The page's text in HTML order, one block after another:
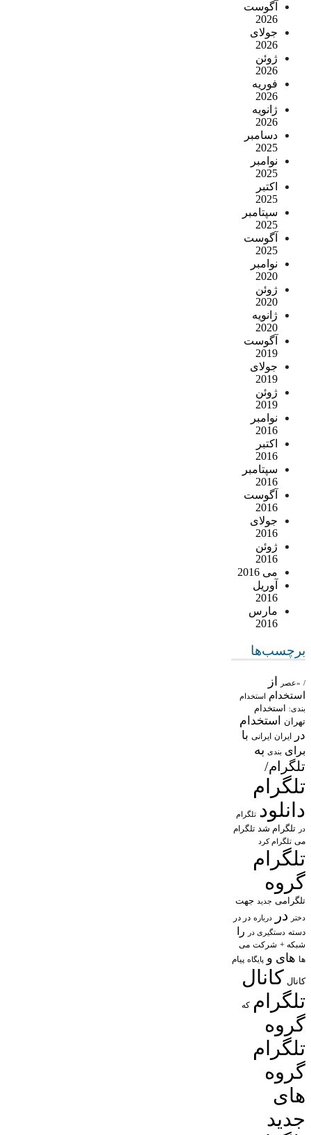
آگوست
2026
جولای
2026
ژوئن
2026
فوریه
2026
ژانویه
2026
دسامبر
2025
نوامبر
2025
اکتبر
2025
سپتامبر
2025
آگوست
2025
نوامبر
2020
ژوئن
2020
ژانویه
2020
آگوست
2019
جولای
2019
ژوئن
2019
نوامبر
2016
اکتبر
2016
سپتامبر
2016
آگوست
2016
جولای
2016
ژوئن
2016
می 2016
آوریل
2016
مارس
2016
برچسب‌ها
/ «عصر از
استخدام استخدام
بندی: استخدام
تهران
استخدام
در
ایران ایرانی با
برای بندی به
تلگرام/
تلگرام
دانلود تلگرام
در تلگرام شد تلگرام
می تلگرام کرد
تلگرام
گروه
تلگرامی جدید جهت
دختر در درباره در در
دسته دستگیری در را
شبکه + شرکت می
ها های و پایگاه پیام
کانال کانال
تلگرام که
گروه
تلگرام
گروه
های
جدید